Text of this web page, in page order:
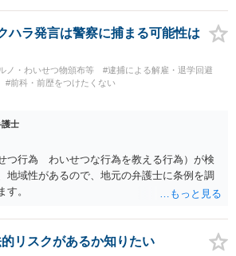
ハラ発言は警察に捕まる可能性は
ノ・わいせつ物頒布等
#逮捕による解雇・退学回避
#前科・前歴をつけたくない
護士
つ行為 わいせつな行為を教える行為）が検
地域性があるので、地元の弁護士に条例を調
す。
リスクがあるか知りたい